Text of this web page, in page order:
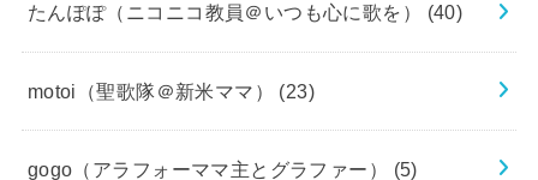
たんぽぽ（ニコニコ教員＠いつも心に歌を） (40)
motoi（聖歌隊＠新米ママ） (23)
gogo（アラフォーママ主とグラファー） (5)